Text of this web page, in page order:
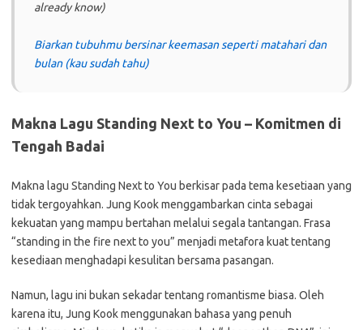
already know)
Biarkan tubuhmu bersinar keemasan seperti matahari dan
bulan (kau sudah tahu)
Makna Lagu Standing Next to You – Komitmen di
Tengah Badai
Makna lagu Standing Next to You berkisar pada tema kesetiaan yang
tidak tergoyahkan. Jung Kook menggambarkan cinta sebagai
kekuatan yang mampu bertahan melalui segala tantangan. Frasa
“standing in the fire next to you” menjadi metafora kuat tentang
kesediaan menghadapi kesulitan bersama pasangan.
Namun, lagu ini bukan sekadar tentang romantisme biasa. Oleh
karena itu, Jung Kook menggunakan bahasa yang penuh